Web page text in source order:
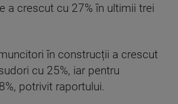
a crescut cu 27% în ultimii trei
în construcții a crescut
cu 25%, iar pentru
potrivit raportului.